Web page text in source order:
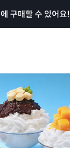
에 구매할 수 있어요!